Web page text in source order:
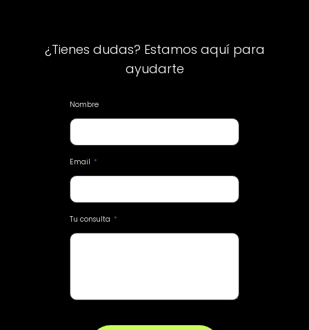
¿Tienes dudas? Estamos aquí para
ayudarte
Nombre
Email *
Tu consulta *